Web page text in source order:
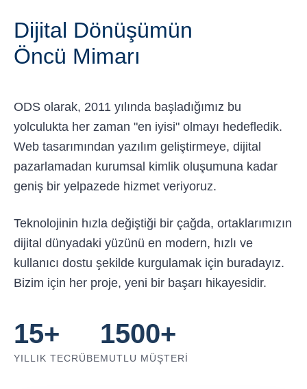
Dijital Dönüşümün
Öncü Mimarı
ODS olarak, 2011 yılında başladığımız bu
yolculukta her zaman "en iyisi" olmayı hedefledik.
Web tasarımından yazılım geliştirmeye, dijital
pazarlamadan kurumsal kimlik oluşumuna kadar
geniş bir yelpazede hizmet veriyoruz.
Teknolojinin hızla değiştiği bir çağda, ortaklarımızın
dijital dünyadaki yüzünü en modern, hızlı ve
kullanıcı dostu şekilde kurgulamak için buradayız.
Bizim için her proje, yeni bir başarı hikayesidir.
15+
YILLIK TECRÜBE
1500+
MUTLU MÜŞTERI